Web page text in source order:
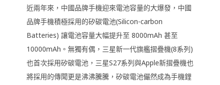
近兩年來，中國品牌手機迎來電池容量的大爆發，中國
品牌手機積極採用的矽碳電池(Silicon-carbon
Batteries) 讓電池容量大幅提升至 8000mAh 甚至
10000mAh。無獨有偶，三星新一代旗艦摺疊機(8系列)
也首次採用矽碳電池，三星S27系列與Apple新摺疊機也
將採用的傳聞更是沸沸騰騰，矽碳電池儼然成為手機鋰